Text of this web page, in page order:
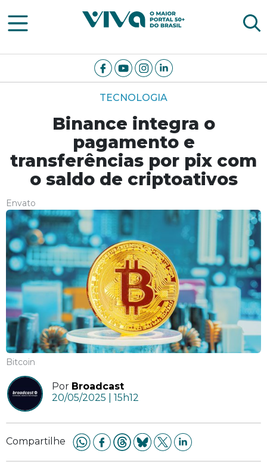
Viva Notícias
TECNOLOGIA
Binance integra o
pagamento e
transferências por pix com
o saldo de criptoativos
Envato
Bitcoin
Por Broadcast
20/05/2025 | 15h12
Compartilhe